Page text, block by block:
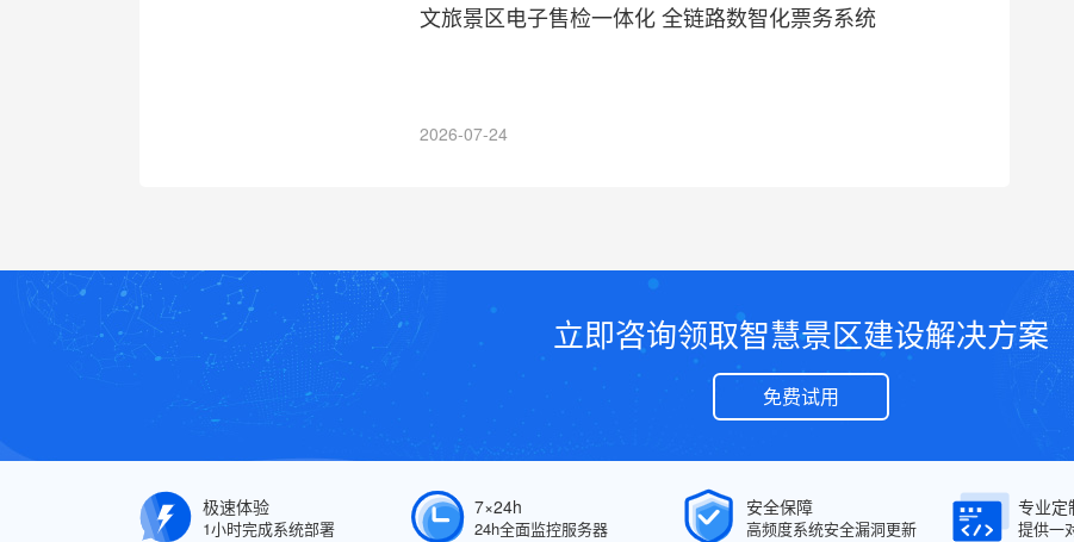
文旅景区电子售检一体化 全链路数智化票务系统
2026-07-24
立即咨询领取智慧景区建设解决方案
免费试用
极速体验
1小时完成系统部署
7×24h
24h全面监控服务器
安全保障
高频度系统安全漏洞更新
专业定
提供一